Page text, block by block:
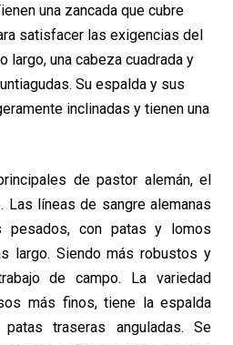
una zancada que cubre
satisfacer las exigencias del
largo, una cabeza cuadrada y
Su espalda y sus
inclinadas y tienen una
de pastor alemán, el
Las líneas de sangre alemanas
pesados, con patas y lomos
largo. Siendo más robustos y
de campo. La variedad
más finos, tiene la espalda
traseras anguladas. Se